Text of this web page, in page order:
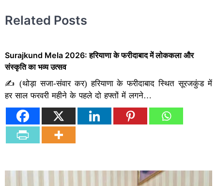
Related Posts
Surajkund Mela 2026: हरियाणा के फरीदाबाद में लोककला और
संस्कृति का भव्य उत्सव
✍️ (थोड़ा सजा-संवार कर) हरियाणा के फरीदाबाद स्थित सूरजकुंड में
हर साल फरवरी महीने के पहले दो हफ्तों में लगने…